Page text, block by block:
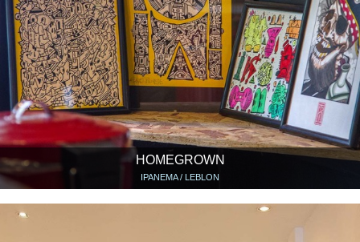
HOMEGROWN
IPANEMA / LEBLON